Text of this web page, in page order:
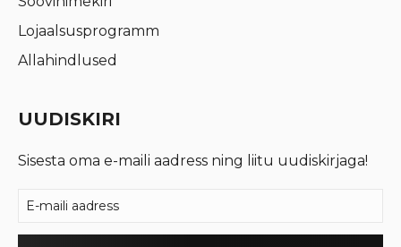
Lojaalsusprogramm
Allahindlused
UUDISKIRI
Sisesta oma e-maili aadress ning liitu uudiskirjaga!